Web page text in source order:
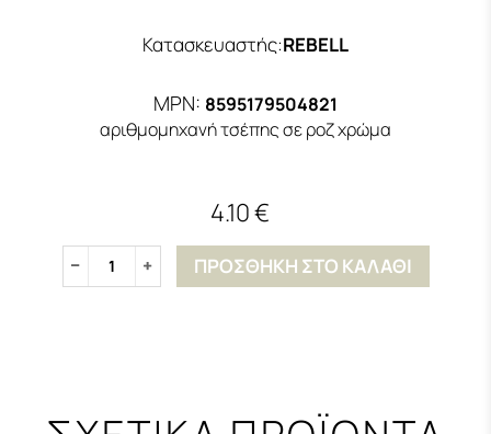
Κατασκευαστής:REBELL
MPN: 8595179504821
αριθμομηχανή τσέπης σε ροζ χρώμα
4.10 €
1 ΠΡΟΣΘΗΚΗ ΣΤΟ ΚΑΛΑΘΙ